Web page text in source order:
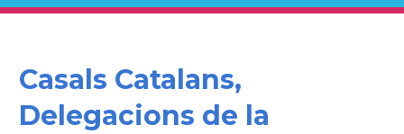
Casals Catalans,
Delegacions de la